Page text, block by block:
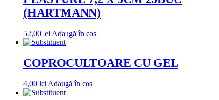
(HARTMANN)
52,00 lei Adaugă în coș
COPROCULTOARE CU GEL
4,00 lei Adaugă în coș